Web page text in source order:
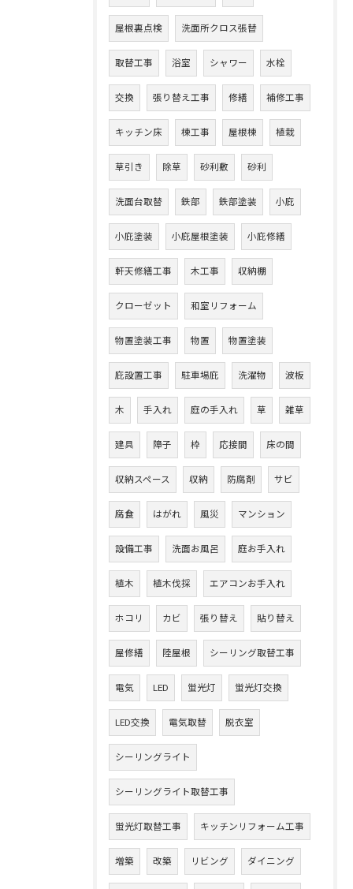
屋根裏点検 洗面所クロス張替
取替工事 浴室 シャワー 水栓
交換 張り替え工事 修繕 補修工事
キッチン床 棟工事 屋根棟 植栽
草引き 除草 砂利敷 砂利
洗面台取替 鉄部 鉄部塗装 小庇
小庇塗装 小庇屋根塗装 小庇修繕
軒天修繕工事 木工事 収納棚
クローゼット 和室リフォーム
物置塗装工事 物置 物置塗装
庇設置工事 駐車場庇 洗濯物 波板
木 手入れ 庭の手入れ 草 雑草
建具 障子 枠 応接間 床の間
収納スペース 収納 防腐剤 サビ
腐食 はがれ 風災 マンション
設備工事 洗面お風呂 庭お手入れ
植木 植木伐採 エアコンお手入れ
ホコリ カビ 張り替え 貼り替え
屋修繕 陸屋根 シーリング取替工事
電気 LED 蛍光灯 蛍光灯交換
LED交換 電気取替 脱衣室
シーリングライト
シーリングライト取替工事
蛍光灯取替工事 キッチンリフォーム工事
増築 改築 リビング ダイニング